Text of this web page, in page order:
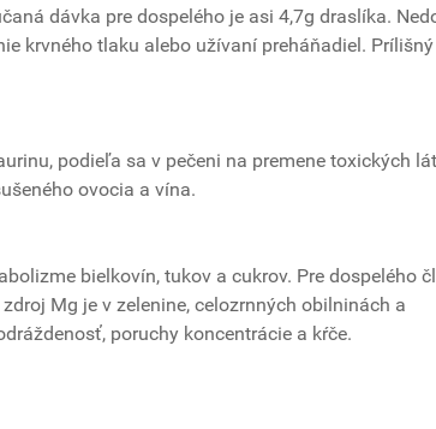
dávka pre dospelého je asi 4,7g draslíka.
krvného tlaku alebo užívaní preháňadiel. Prílišný
podieľa sa v pečeni na premene toxických
ovocia a vína.
bielkovín, tukov a cukrov. Pre dospelého
Mg je v zelenine, celozrnných obilninách a
poruchy koncentrácie a kŕče.